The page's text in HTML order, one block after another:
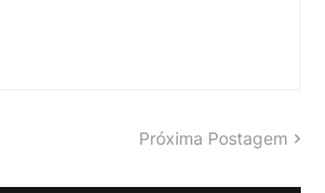
Próxima Postagem